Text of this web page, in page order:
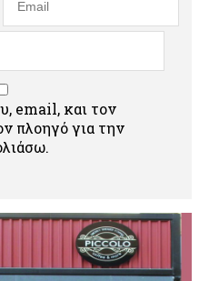
email, και τον
πλοηγό για την